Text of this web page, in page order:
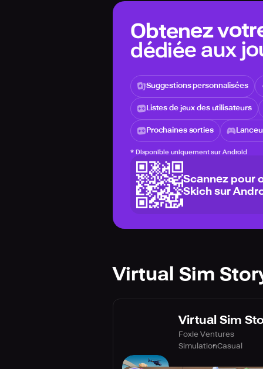
Obtenez
dédiée aux
Suggestions personnalisées
Listes de jeux des utilisateurs
Prochaines sorties
* Disponible uniquement sur Android
Scannez pour
Skich sur
Virtual Sim
Virtual Sim
Foxie Ventures
SimulationCasual